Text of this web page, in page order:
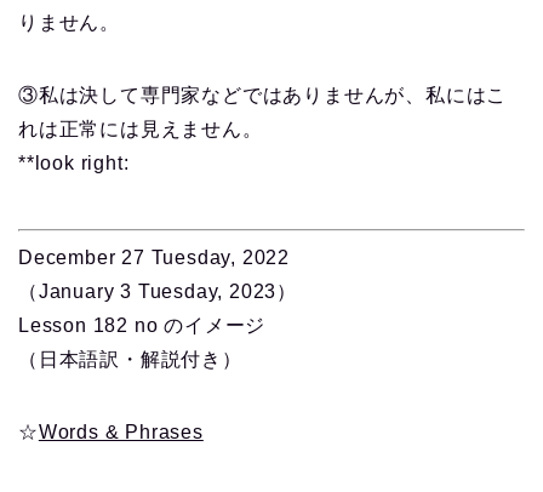
りません。
③私は決して専門家などではありませんが、私にはこ
れは正常には見えません。
**look right:
December 27 Tuesday, 2022
（January 3 Tuesday, 2023）
Lesson 182 no のイメージ
（日本語訳・解説付き）
☆Words & Phrases